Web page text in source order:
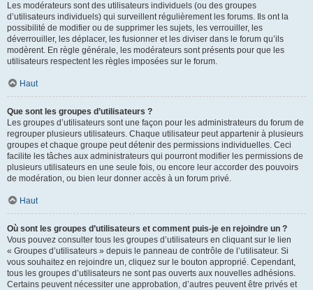
Les modérateurs sont des utilisateurs individuels (ou des groupes
d’utilisateurs individuels) qui surveillent régulièrement les forums. Ils ont la
possibilité de modifier ou de supprimer les sujets, les verrouiller, les
déverrouiller, les déplacer, les fusionner et les diviser dans le forum qu’ils
modèrent. En règle générale, les modérateurs sont présents pour que les
utilisateurs respectent les règles imposées sur le forum.
Haut
Que sont les groupes d’utilisateurs ?
Les groupes d’utilisateurs sont une façon pour les administrateurs du forum de
regrouper plusieurs utilisateurs. Chaque utilisateur peut appartenir à plusieurs
groupes et chaque groupe peut détenir des permissions individuelles. Ceci
facilite les tâches aux administrateurs qui pourront modifier les permissions de
plusieurs utilisateurs en une seule fois, ou encore leur accorder des pouvoirs
de modération, ou bien leur donner accès à un forum privé.
Haut
Où sont les groupes d’utilisateurs et comment puis-je en rejoindre un ?
Vous pouvez consulter tous les groupes d’utilisateurs en cliquant sur le lien
« Groupes d’utilisateurs » depuis le panneau de contrôle de l’utilisateur. Si
vous souhaitez en rejoindre un, cliquez sur le bouton approprié. Cependant,
tous les groupes d’utilisateurs ne sont pas ouverts aux nouvelles adhésions.
Certains peuvent nécessiter une approbation, d’autres peuvent être privés et